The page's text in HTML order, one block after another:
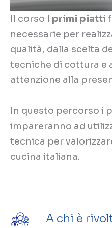
Il corso I primi piatti
necessarie per
qualità, dalla scelta
tecniche di cottura e
attenzione alla
In questo percorso i
impareranno ad
tecnica per
cucina italiana.
A chi è